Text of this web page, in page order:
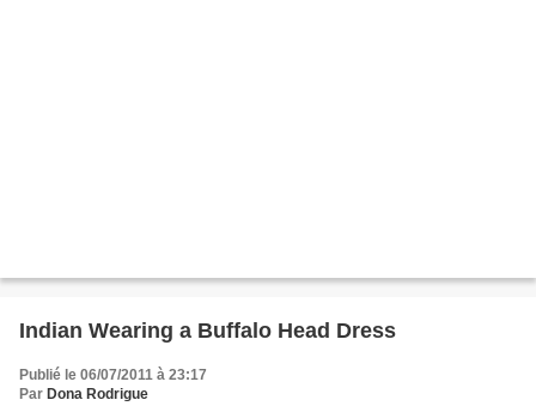
Indian Wearing a Buffalo Head Dress
Publié le 06/07/2011 à 23:17
Par Dona Rodrigue